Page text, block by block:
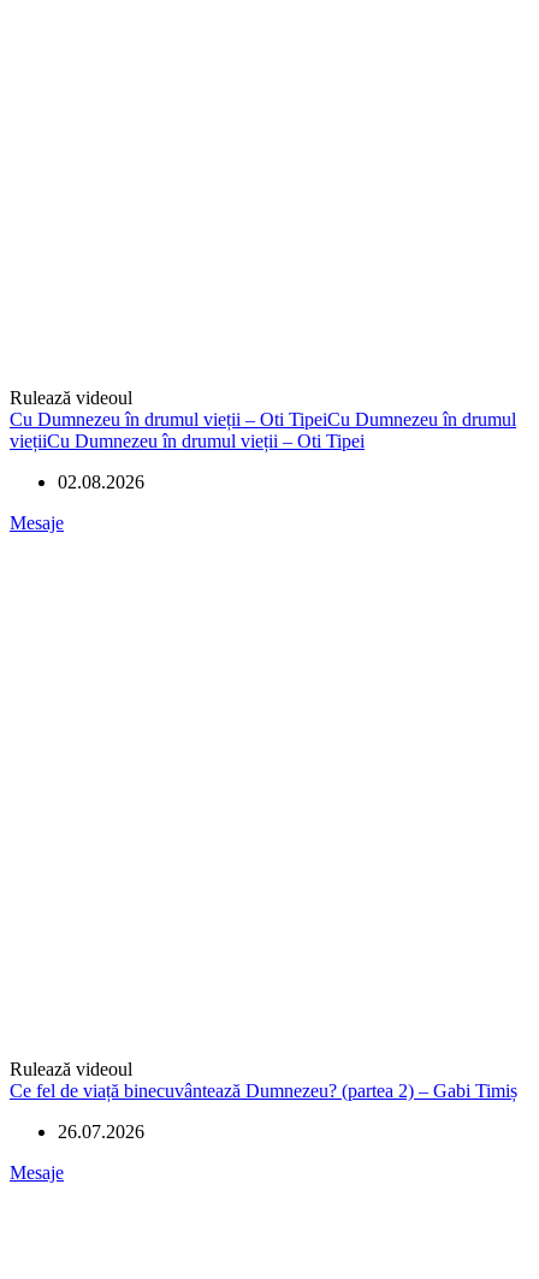
Rulează videoul
Cu Dumnezeu în drumul vieții – Oti TipeiCu Dumnezeu în drumul
viețiiCu Dumnezeu în drumul vieții – Oti Tipei
02.08.2026
Mesaje
Rulează videoul
Ce fel de viață binecuvântează Dumnezeu? (partea 2) – Gabi Timiș
26.07.2026
Mesaje